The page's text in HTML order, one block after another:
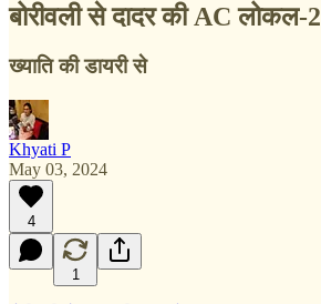
बोरीवली से दादर की AC लोकल-2
ख्याति की डायरी से
Khyati P
May 03, 2024
4
1